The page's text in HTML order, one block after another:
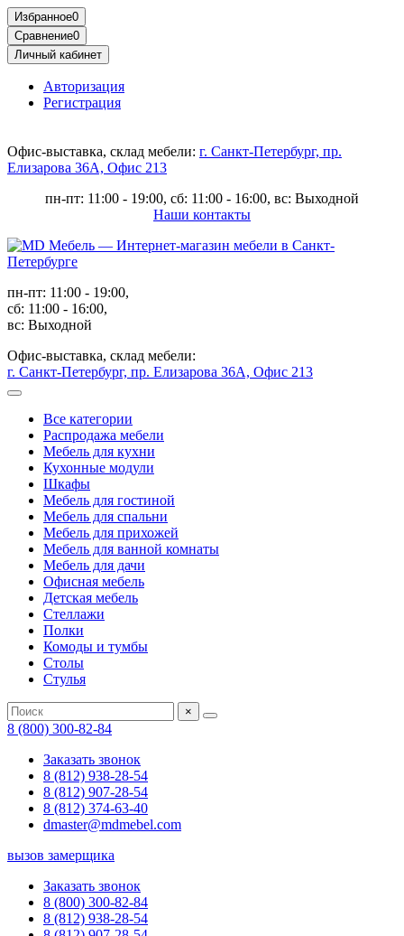
Избранное0
Сравнение0
Личный кабинет
Авторизация
Регистрация
Офис-выставка, склад мебели: г. Санкт-Петербург, пр.
Елизарова 36А, Офис 213
пн-пт: 11:00 - 19:00, сб: 11:00 - 16:00, вс: Выходной
Наши контакты
пн-пт: 11:00 - 19:00,
сб: 11:00 - 16:00,
вс: Выходной
Офис-выставка, склад мебели:
г. Санкт-Петербург, пр. Елизарова 36А, Офис 213
Все категории
Распродажа мебели
Мебель для кухни
Кухонные модули
Шкафы
Мебель для гостиной
Мебель для спальни
Мебель для прихожей
Мебель для ванной комнаты
Мебель для дачи
Офисная мебель
Детская мебель
Стеллажи
Полки
Комоды и тумбы
Столы
Стулья
×
8 (800) 300-82-84
Заказать звонок
8 (812) 938-28-54
8 (812) 907-28-54
8 (812) 374-63-40
dmaster@mdmebel.com
вызов замерщика
Заказать звонок
8 (800) 300-82-84
8 (812) 938-28-54